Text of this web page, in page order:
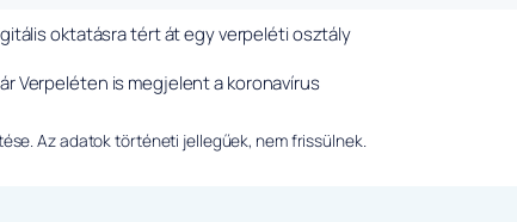
oktatásra tért át egy verpeléti osztály
Verpeléten is megjelent a koronavírus
Az adatok történeti jellegűek, nem frissülnek.